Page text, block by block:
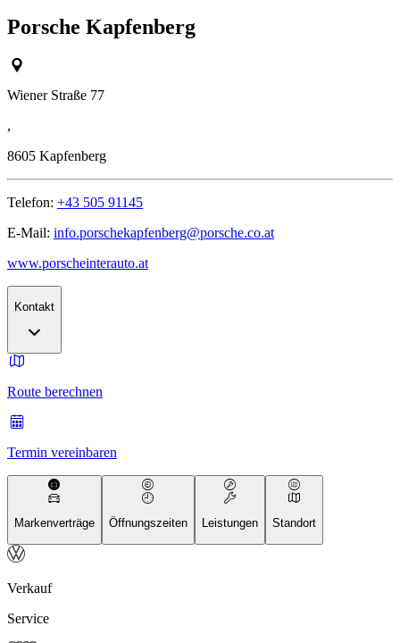
Porsche Kapfenberg
Wiener Straße 77
,
8605 Kapfenberg
Telefon: +43 505 91145
E-Mail: info.porschekapfenberg@porsche.co.at
www.porscheinterauto.at
Kontakt
Route berechnen
Termin vereinbaren
Markenverträge Öffnungszeiten Leistungen Standort
Verkauf
Service